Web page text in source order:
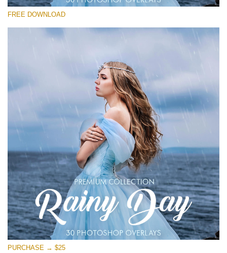
(30 Overlays)
Entire Collection
मुफ्त डाउनलोड
FREE DOWNLOAD
PURCHASE → $25